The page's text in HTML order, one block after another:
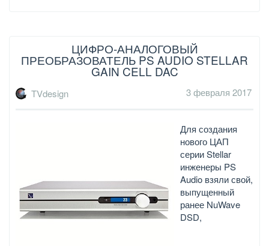
ЦИФРО-АНАЛОГОВЫЙ
ПРЕОБРАЗОВАТЕЛЬ PS AUDIO STELLAR
GAIN CELL DAC
TVdesign 3 февраля 2017
Для создания
нового ЦАП
серии Stellar
инженеры PS
Audio взяли свой,
выпущенный
ранее NuWave
DSD,